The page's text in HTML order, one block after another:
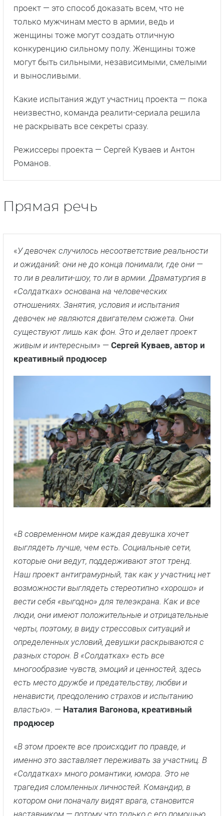
в настоящей воинской части.
Руководитель отряда, где проходят испытания
одни девушки, стал офицер российской армии,
гвардии капитан Казаков.
На шоу выбрали 12 участниц женского пола от
18 до 30 лет. В военной форме они проведут два
месяца и научатся достигать своих целей.
Создатели реалити-сериала решили, что этот
проект — это способ доказать всем, что не
только мужчинам место в армии, ведь и
конкуренцию сильному полу. Женщины тоже
и выносливыми.
Какие испытания ждут участниц проекта — пока
неизвестно, команда реалити-сериала решила
не раскрывать все секреты сразу.
Режиссеры проекта — Сергей Куваев и Антон
Романов.
Прямая речь
У девочек случилось несоответствие реальности
и ожиданий: они не до конца понимали, где они —
то ли в реалити-шоу, то ли в армии. Драматургия в
«Солдатках» основана на человеческих
отношениях. Занятия, условия и испытания
девочек не являются двигателем сюжета. Они
существуют лишь как фон. Это и делает проект
живым и интересным» —Сергей Куваев, автор и
«В современном мире каждая девушка хочет
выглядеть лучше, чем есть. Социальные сети,
которые они ведут, поддерживают этот тренд.
возможности выглядеть стереотипно «хорошо» и
вести себя «выгодно» для телеэкрана. Как и все
люди, они имеют положительные и отрицательные
черты, поэтому, в виду стрессовых ситуаций и
определенных условий, девушки раскрываются с